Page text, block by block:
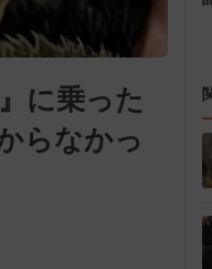
に乗った
らなかっ